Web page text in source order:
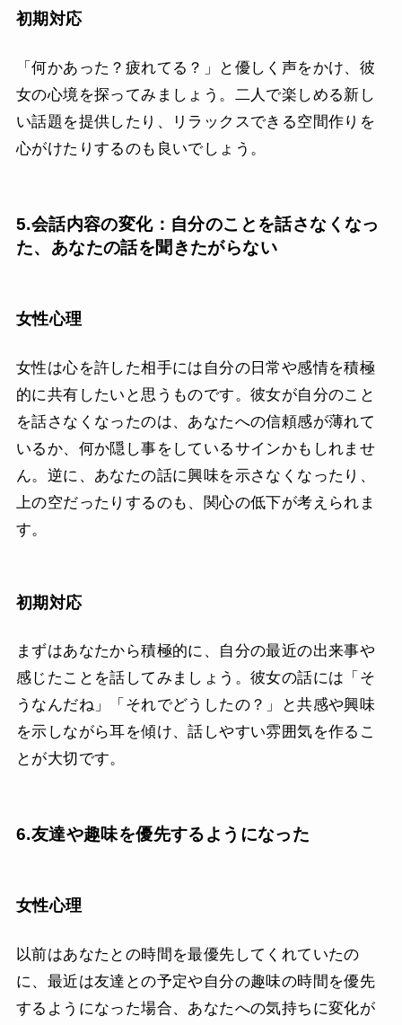
初期対応
「何かあった？疲れてる？」と優しく声をかけ、彼
女の心境を探ってみましょう。二人で楽しめる新し
い話題を提供したり、リラックスできる空間作りを
心がけたりするのも良いでしょう。
5.会話内容の変化：自分のことを話さなくなっ
た、あなたの話を聞きたがらない
女性心理
女性は心を許した相手には自分の日常や感情を積極
的に共有したいと思うものです。彼女が自分のこと
を話さなくなったのは、あなたへの信頼感が薄れて
いるか、何か隠し事をしているサインかもしれませ
ん。逆に、あなたの話に興味を示さなくなったり、
上の空だったりするのも、関心の低下が考えられま
す。
初期対応
まずはあなたから積極的に、自分の最近の出来事や
感じたことを話してみましょう。彼女の話には「そ
うなんだね」「それでどうしたの？」と共感や興味
を示しながら耳を傾け、話しやすい雰囲気を作るこ
とが大切です。
6.友達や趣味を優先するようになった
女性心理
以前はあなたとの時間を最優先してくれていたの
に、最近は友達との予定や自分の趣味の時間を優先
するようになった場合、あなたへの気持ちに変化が